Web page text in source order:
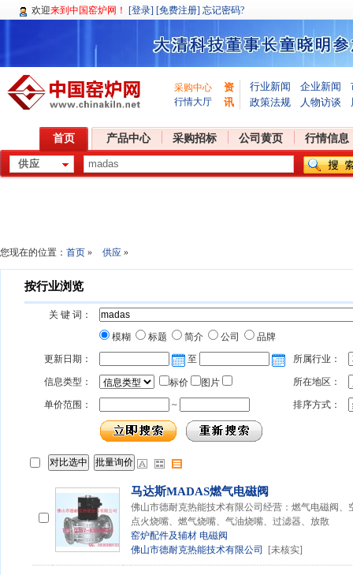
欢迎来到中国窑炉网！ [登录] [免费注册] 忘记密码?
采购中心
行情大厅
资
讯
行业新闻 企业新闻
政策法规
人物访谈
首页 产品中心 采购招标 公司黄页 行情信息
您现在的位置： 首页 » 供应 »
按行业浏览
关 键 词：
模糊
标题 简介 公司
品牌
更新日期：
至 所属行业：
信息类型： 标价 图片 所在地区：
单价范围： ~ 排序方式：
马达斯MADAS燃气电磁阀
佛山市德耐克热能技术有限公司经营：燃气电磁阀
点火烧嘴、燃气烧嘴、气油烧嘴、过滤器、放散
窑炉配件及辅材 电磁阀
佛山市德耐克热能技术有限公司
[未核实]